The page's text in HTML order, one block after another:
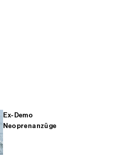
Ex-Demo
Neoprenanzüge